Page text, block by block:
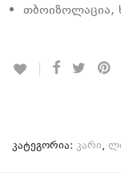
თბოიზოლაცია,
კატეგორია: კარი,